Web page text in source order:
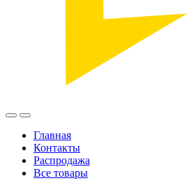
Главная
Контакты
Распродажа
Все товары